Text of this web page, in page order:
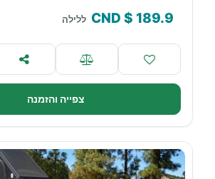
189.9
$ CND ללילה
צפייה והזמנה